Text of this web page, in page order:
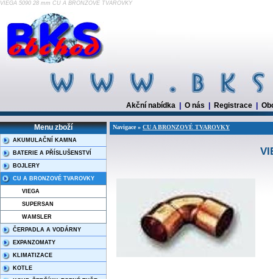
VIEGA 5090 28 mm CU A BRONZOVÉ TVAROVKY
Akční nabídka O nás Registrace
Menu zboží
AKUMULAČNÍ KAMNA
BATERIE A PŘÍSLUŠENSTVÍ
BOJLERY
CU A BRONZOVÉ TVAROVKY
VIEGA
SUPERSAN
WAMSLER
ČERPADLA A VODÁRNY
EXPANZOMATY
KLIMATIZACE
KOTLE
Navigace » CU A BRONZOVÉ TVAROVKY